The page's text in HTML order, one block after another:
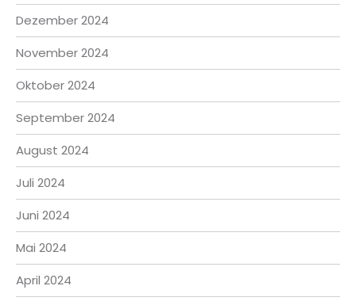
Dezember 2024
November 2024
Oktober 2024
September 2024
August 2024
Juli 2024
Juni 2024
Mai 2024
April 2024